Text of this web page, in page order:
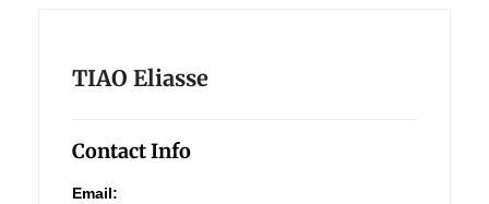
TIAO Eliasse
Contact Info
Email: